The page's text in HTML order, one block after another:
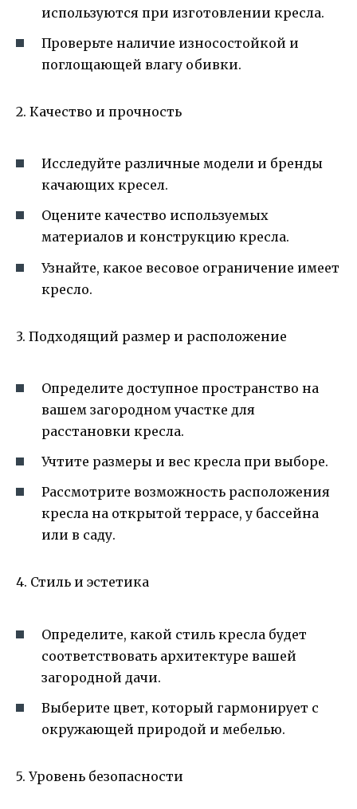
используются при изготовлении кресла.
Проверьте наличие износостойкой и
поглощающей влагу обивки.
2. Качество и прочность
Исследуйте различные модели и бренды
качающих кресел.
Оцените качество используемых
материалов и конструкцию кресла.
Узнайте, какое весовое ограничение имеет
кресло.
3. Подходящий размер и расположение
Определите доступное пространство на
вашем загородном участке для
расстановки кресла.
Учтите размеры и вес кресла при выборе.
Рассмотрите возможность расположения
кресла на открытой террасе, у бассейна
или в саду.
4. Стиль и эстетика
Определите, какой стиль кресла будет
соответствовать архитектуре вашей
загородной дачи.
Выберите цвет, который гармонирует с
окружающей природой и мебелью.
5. Уровень безопасности